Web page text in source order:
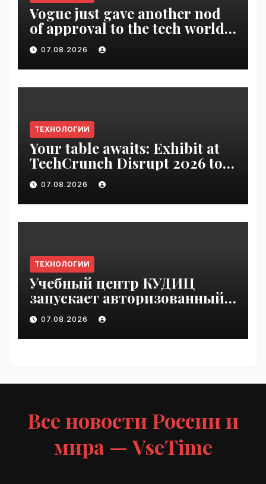
Vogue just gave another nod
of approval to the tech world |
VseTime.ru
07.08.2026
ТЕХНОЛОГИИ
Your table awaits: Exhibit at
TechCrunch Disrupt 2026 to
be seen by thousands |
VseTime.ru
07.08.2026
ТЕХНОЛОГИИ
Учебный центр КУДИЦ
запускает авторизованный
курс по
администрированию Mind
Migrate#guest | VseTime.ru
07.08.2026
Все новости России и
мира — VseTime